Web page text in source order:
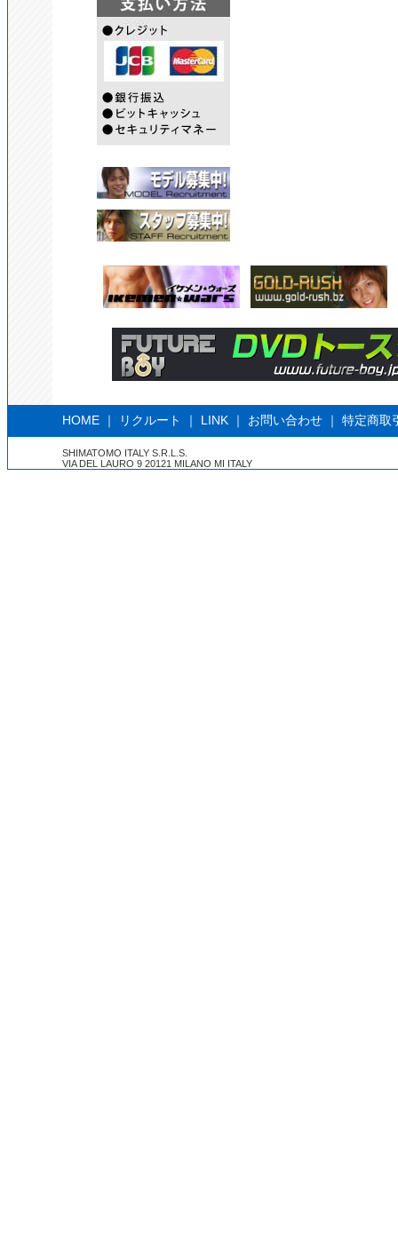
HOME ｜ リクルート ｜ LINK ｜ お問い合わせ ｜ 特定商取
SHIMATOMO ITALY S.R.L.S.
VIA DEL LAURO 9 20121 MILANO MI ITALY